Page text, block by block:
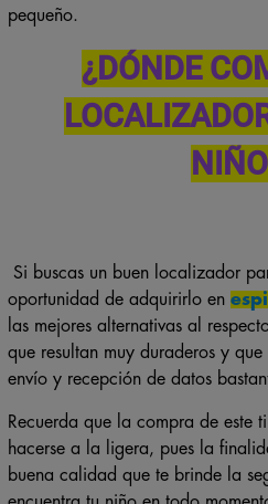
pequeño.
¿DÓNDE
Si buscas un buen localizador
oportunidad de adquirirlo en
las mejores alternativas al
que resultan muy duraderos y
envío y recepción de datos
Recuerda que la compra de este
hacerse a la ligera, pues la
buena calidad que te brinde la